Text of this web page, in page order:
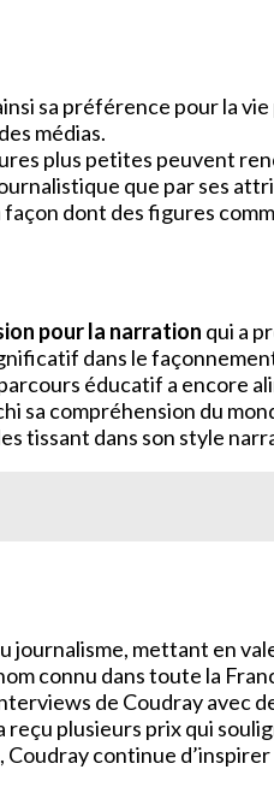
sa préférence pour la
médias.
plus petites peuvent
que par ses
dont des figures
pour la narration qui a
dans le
éducatif a encore
compréhension du
tissant dans son style
journalisme, mettant en
connu dans toute la
de Coudray avec
reçu plusieurs prix qui
Coudray continue